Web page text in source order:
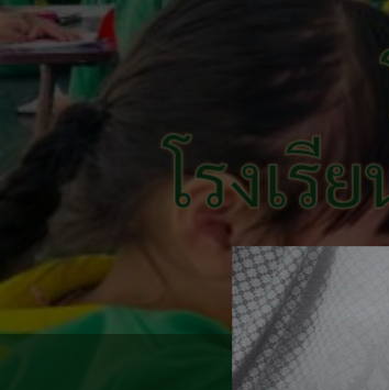
โรงเรี